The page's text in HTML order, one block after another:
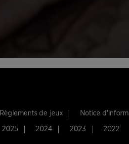
Règlements de jeux Notice
2025 2024 2023 2022